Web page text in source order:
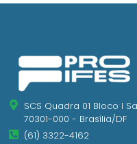
SCS Quadra 01 Bloco I
70301-000 - Brasília/DF
(61) 3322-4162